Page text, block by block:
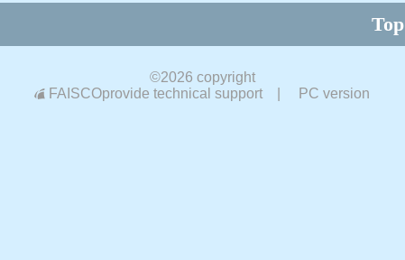
Top
©2026 copyright
FAISCOprovide technical support
PC version